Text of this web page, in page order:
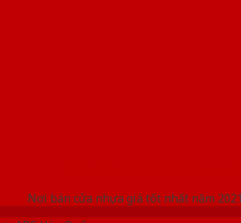
Nơi bán cửa nhựa giá tốt nhất năm